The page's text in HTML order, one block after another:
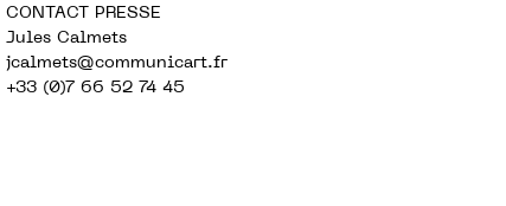
CONTACT PRESSE
Jules Calmets
jcalmets@communicart.fr
+33 (0)7 66 52 74 45